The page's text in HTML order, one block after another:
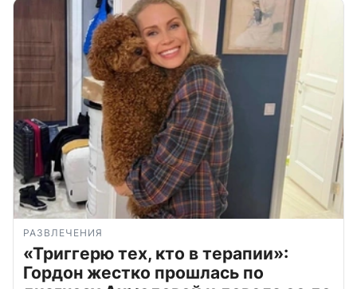
РАЗВЛЕЧЕНИЯ
«Триггерю тех, кто в терапии»:
Гордон жестко прошлась по